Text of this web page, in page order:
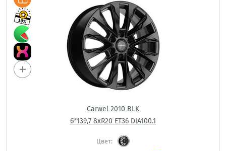
Carwel 2010 BLK
6*139,7 8xR20 ET36 DIA100.1
Цвет: